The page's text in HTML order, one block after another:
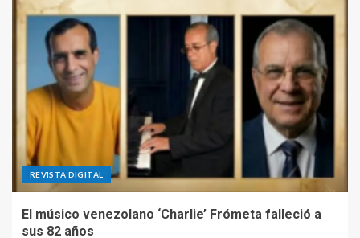
REVISTA DIGITAL
El músico venezolano ‘Charlie’ Frómeta falleció a
sus 82 años